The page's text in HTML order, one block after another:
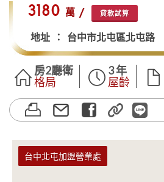
$3180 萬 / 貸款試算
地址 ： 台中市北屯區北屯路
房2廳衛
格局
3 年
屋齡
台中北屯加盟營業處